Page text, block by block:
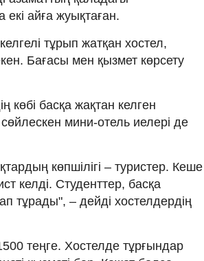
екі айға жуықтаған.
тұрып жатқан хостел,
Бағасы мен қызмет көрсету
көбі басқа жақтан келген
сөйлескен мини-отель иелері де
көпшілігі – туристер. Кеше
келді. Студенттер, басқа
тұрады", – дейді хостелдердің
теңге. Хостелде тұрғындар